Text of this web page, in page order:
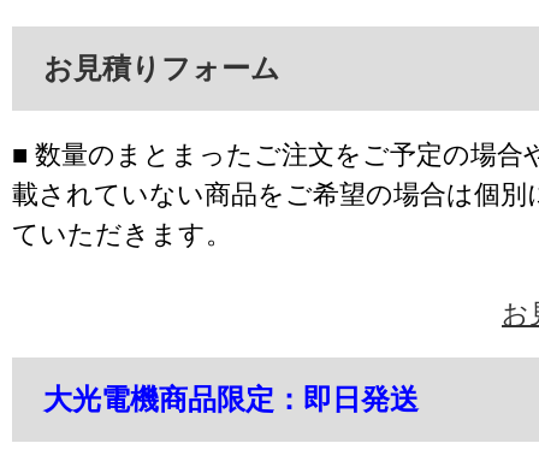
お見積りフォーム
■ 数量のまとまったご注文をご予定の場合
載されていない商品をご希望の場合は個別
ていただきます。
お
大光電機商品限定：即日発送